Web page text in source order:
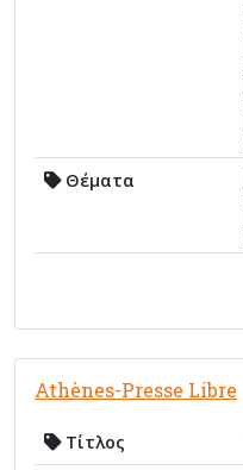
Θέματα
Athènes-Presse Libre
Τίτλος